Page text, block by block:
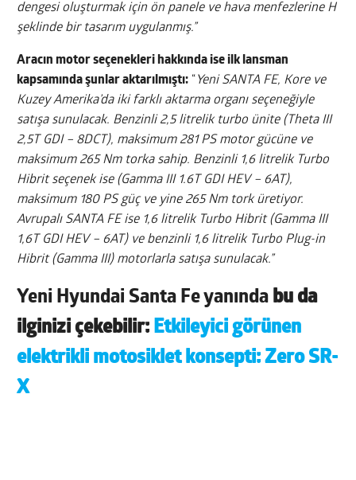
dengesi oluşturmak için ön panele ve hava menfezlerine H
şeklinde bir tasarım uygulanmış.”
Aracın motor seçenekleri hakkında ise ilk lansman
kapsamında şunlar aktarılmıştı: “ Yeni SANTA FE, Kore ve
Kuzey Amerika’da iki farklı aktarma organı seçeneğiyle
satışa sunulacak. Benzinli 2,5 litrelik turbo ünite (Theta III
2,5T GDI – 8DCT), maksimum 281 PS motor gücüne ve
maksimum 265 Nm torka sahip. Benzinli 1,6 litrelik Turbo
Hibrit seçenek ise (Gamma III 1.6T GDI HEV – 6AT),
maksimum 180 PS güç ve yine 265 Nm tork üretiyor.
Avrupalı SANTA FE ise 1,6 litrelik Turbo Hibrit (Gamma III
1,6T GDI HEV – 6AT) ve benzinli 1,6 litrelik Turbo Plug-in
Hibrit (Gamma III) motorlarla satışa sunulacak.”
Yeni Hyundai Santa Fe yanında bu da
ilginizi çekebilir: Etkileyici görünen
elektrikli motosiklet konsepti: Zero SR-
X